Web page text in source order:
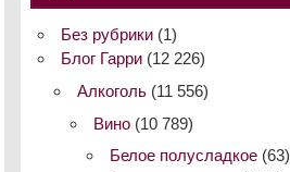
Без рубрики(1)
Блог Гарри(12 226)
Алкоголь (11 556)
Вино (10 789)
Белое полусладкое (63)